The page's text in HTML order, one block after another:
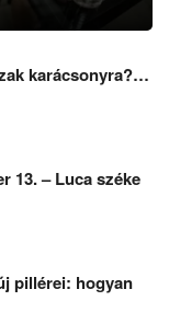
karácsonyra?…
13. – Luca széke
pillérei: hogyan